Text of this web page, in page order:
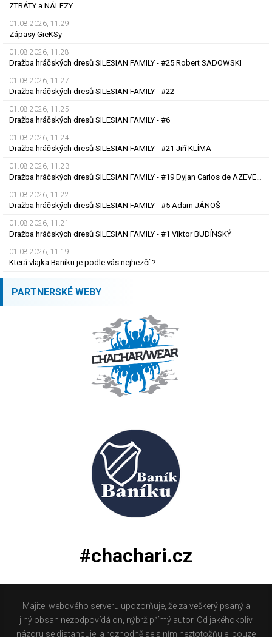
ZTRÁTY a NÁLEZY
01.08.2026, 11.29
Zápasy GieKSy
01.08.2026, 11.28
Dražba hráčských dresů SILESIAN FAMILY - #25 Robert SADOWSKI
01.08.2026, 11.27
Dražba hráčských dresů SILESIAN FAMILY - #22
01.08.2026, 11.25
Dražba hráčských dresů SILESIAN FAMILY - #6
01.08.2026, 11.24
Dražba hráčských dresů SILESIAN FAMILY - #21 Jiří KLÍMA
01.08.2026, 11.23
Dražba hráčských dresů SILESIAN FAMILY - #19 Dyjan Carlos de AZEVEDO
01.08.2026, 11.22
Dražba hráčských dresů SILESIAN FAMILY - #5 Adam JÁNOŠ
01.08.2026, 11.21
Dražba hráčských dresů SILESIAN FAMILY - #1 Viktor BUDÍNSKÝ
01.08.2026, 11.19
Která vlajka Baníku je podle vás nejhezčí ?
PARTNERSKÉ WEBY
#chachari.cz
Majitel webového serveru upozorňuje, že za veškerý psaný a
jiný obsah nezodpovídá on, nýbrž přímý autor. Od jakéhokoliv
názoru se distancuje, a rozhodně se s ním neztotožňuje, pouze